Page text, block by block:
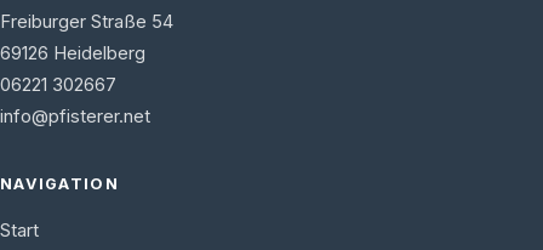
Freiburger Straße 54
69126 Heidelberg
06221 302667
info@pfisterer.net
NAVIGATION
Start